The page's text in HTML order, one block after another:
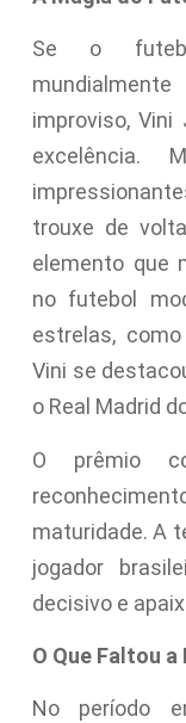
Se o
improviso,
excelência.
trouxe de
elemento que
no futebol
estrelas,
Vini se
o Real Madrid
O prêmio
maturidade. A
jogador
decisivo e
O Que Faltou a
No período